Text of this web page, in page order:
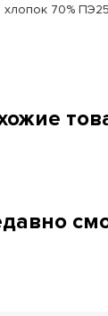
хлопок 70%